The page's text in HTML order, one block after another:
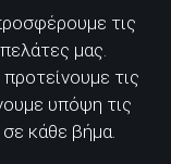
τις
μας.
τις
υπόψη τις
κάθε βήμα.